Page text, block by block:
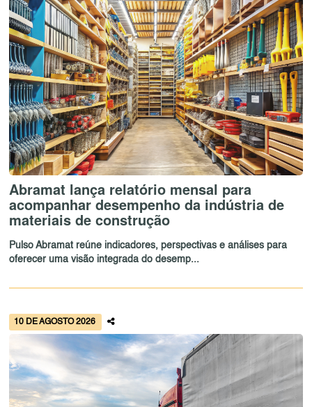
Abramat lança relatório mensal para
acompanhar desempenho da indústria de
materiais de construção
Pulso Abramat reúne indicadores, perspectivas e análises para
oferecer uma visão integrada do desemp...
10 DE AGOSTO 2026